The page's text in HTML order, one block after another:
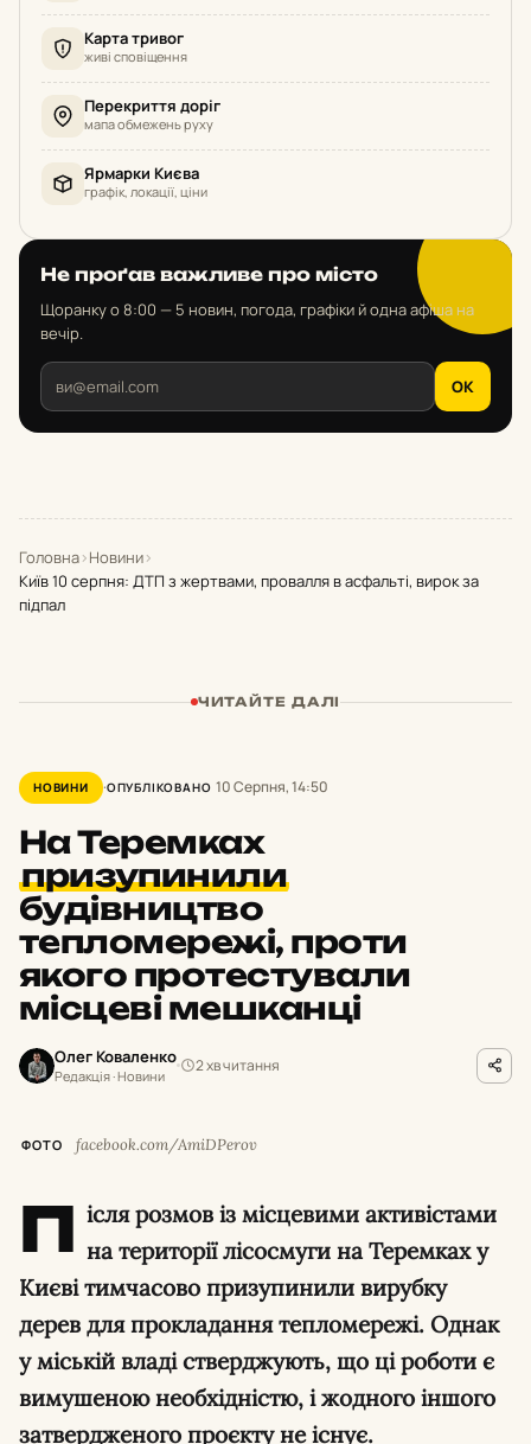
Карта тривог
живі сповіщення
Перекриття доріг
мапа обмежень руху
Ярмарки Києва
графік, локації, ціни
Не проґав важливе про місто
Щоранку о 8:00 — 5 новин, погода, графіки й одна афіша на
вечір.
OK
Головна›Новини›
Київ 10 серпня: ДТП з жертвами, провалля в асфальті, вирок за
підпал
ЧИТАЙТЕ ДАЛІ
НОВИНИ ОПУБЛІКОВАНО 10 Серпня, 14:50
На Теремках
призупинили
будівництво
тепломережі, проти
якого протестували
місцеві мешканці
Олег Коваленко
Редакція · Новини
2 хв читання
ФОТО facebook.com/AmiDPerov
П ісля розмов із місцевими активістами
на території лісосмуги на Теремках у
Києві тимчасово призупинили вирубку
дерев для прокладання тепломережі. Однак
у міській владі стверджують, що ці роботи є
вимушеною необхідністю, і жодного іншого
затвердженого проєкту не існує.